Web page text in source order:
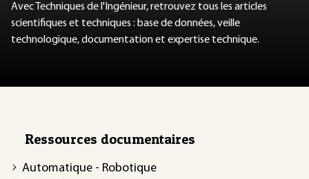
Avec Techniques de l'Ingénieur, retrouvez tous les articles
scientifiques et techniques : base de données, veille
technologique, documentation et expertise technique.
Ressources documentaires
Automatique - Robotique